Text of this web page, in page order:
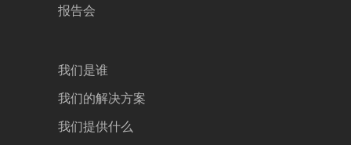
报告会
我们是谁
我们的解决方案
我们提供什么